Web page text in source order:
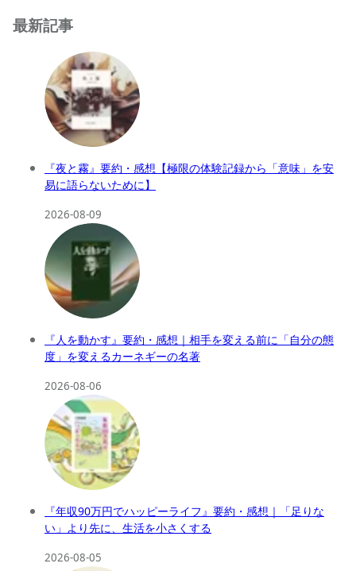
最新記事
『夜と霧』要約・感想【極限の体験記録から「意味」を安
易に語らないために】
2026-08-09
『人を動かす』要約・感想｜相手を変える前に「自分の態
度」を変えるカーネギーの名著
2026-08-06
『年収90万円でハッピーライフ』要約・感想｜「足りな
い」より先に、生活を小さくする
2026-08-05